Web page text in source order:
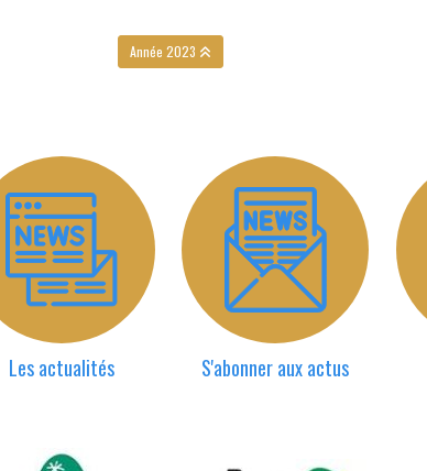
Année 2023
Les actualités S'abonner aux actus